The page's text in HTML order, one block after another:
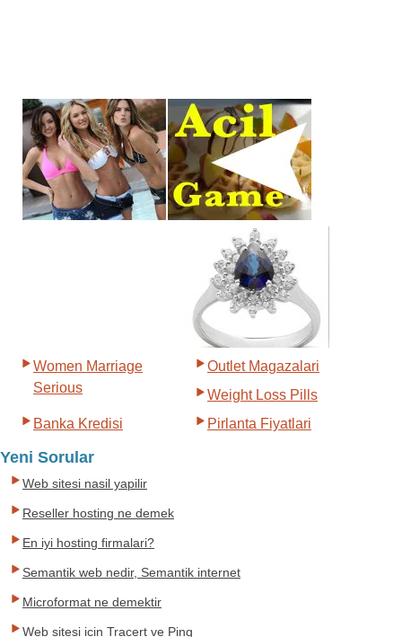
Women Marriage
Serious
Outlet Magazalari
Weight Loss Pills
Banka Kredisi
Pirlanta Fiyatlari
Yeni Sorular
Web sitesi nasil yapilir
Reseller hosting ne demek
En iyi hosting firmalari?
Semantik web nedir, Semantik internet
Microformat ne demektir
Web sitesi icin Tracert ve Ping